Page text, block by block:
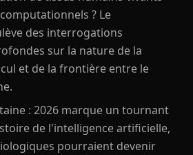
? Le
des interrogations
sur la nature de la
et de la frontière entre le
: 2026 marque un tournant
de l'intelligence artificielle,
pourraient devenir